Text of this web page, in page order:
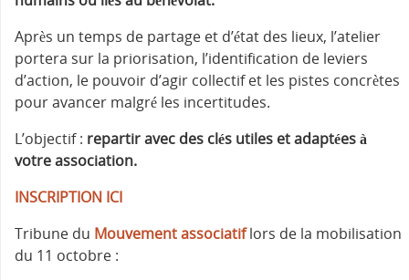
Après un temps de partage et d’état des lieux, l’atelier
portera sur la priorisation, l’identification de leviers
d’action, le pouvoir d’agir collectif et les pistes concrètes
pour avancer malgré les incertitudes.
L’objectif : repartir avec des clés utiles et adaptées à
votre association.
INSCRIPTION ICI
‍Tribune du Mouvement associatiflors de la mobilisation
du 11 octobre :